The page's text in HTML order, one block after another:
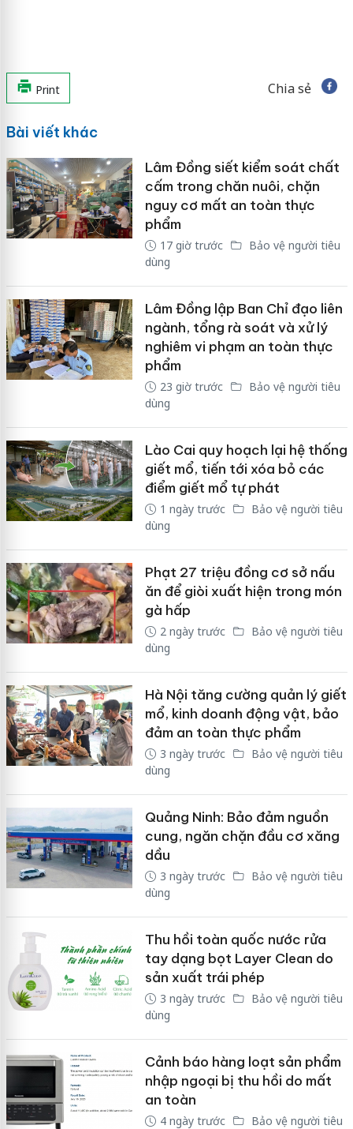
Print Chia sẻ
Bài viết khác
Lâm Đồng siết kiểm soát chất
cấm trong chăn nuôi, chặn
nguy cơ mất an toàn thực
phẩm
17 giờ trước
Bảo vệ người tiêu
dùng
Lâm Đồng lập Ban Chỉ đạo liên
ngành, tổng rà soát và xử lý
nghiêm vi phạm an toàn thực
phẩm
23 giờ trước
Bảo vệ người tiêu
dùng
Lào Cai quy hoạch lại hệ thống
giết mổ, tiến tới xóa bỏ các
điểm giết mổ tự phát
1 ngày trước
Bảo vệ người tiêu
dùng
Phạt 27 triệu đồng cơ sở nấu
ăn để giòi xuất hiện trong món
gà hấp
2 ngày trước
Bảo vệ người tiêu
dùng
Hà Nội tăng cường quản lý giết
mổ, kinh doanh động vật, bảo
đảm an toàn thực phẩm
3 ngày trước
Bảo vệ người tiêu
dùng
Quảng Ninh: Bảo đảm nguồn
cung, ngăn chặn đầu cơ xăng
dầu
3 ngày trước
Bảo vệ người tiêu
dùng
Thu hồi toàn quốc nước rửa
tay dạng bọt Layer Clean do
sản xuất trái phép
3 ngày trước
Bảo vệ người tiêu
dùng
Cảnh báo hàng loạt sản phẩm
nhập ngoại bị thu hồi do mất
an toàn
4 ngày trước
Bảo vệ người tiêu